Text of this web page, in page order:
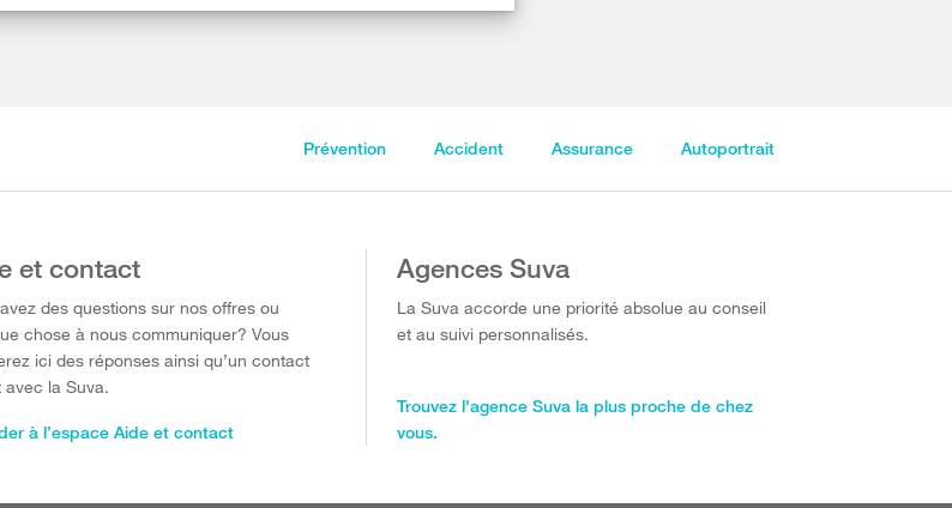
Prévention Accident Assurance Autoportrait
et contact
des questions sur nos offres ou
chose à nous communiquer? Vous
ici des réponses ainsi qu’un contact
avec la Suva.
à l’espace Aide et contact
Agences Suva
La Suva accorde une priorité absolue au conseil
et au suivi personnalisés.
Trouvez l'agence Suva la plus proche de chez
vous.